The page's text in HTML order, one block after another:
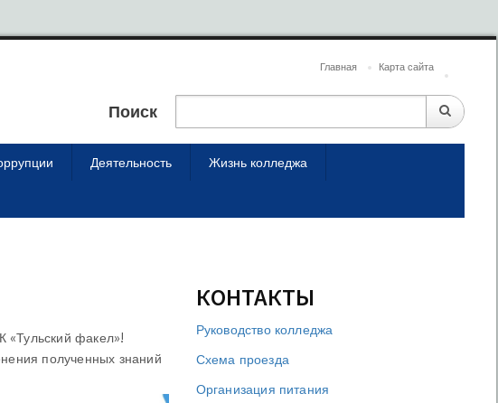
Главная Карта сайта
Поиск
Деятельность Жизнь колледжа
«Тульский факел»!
полученных знаний
КОНТАКТЫ
Руководство колледжа
Схема проезда
Организация питания